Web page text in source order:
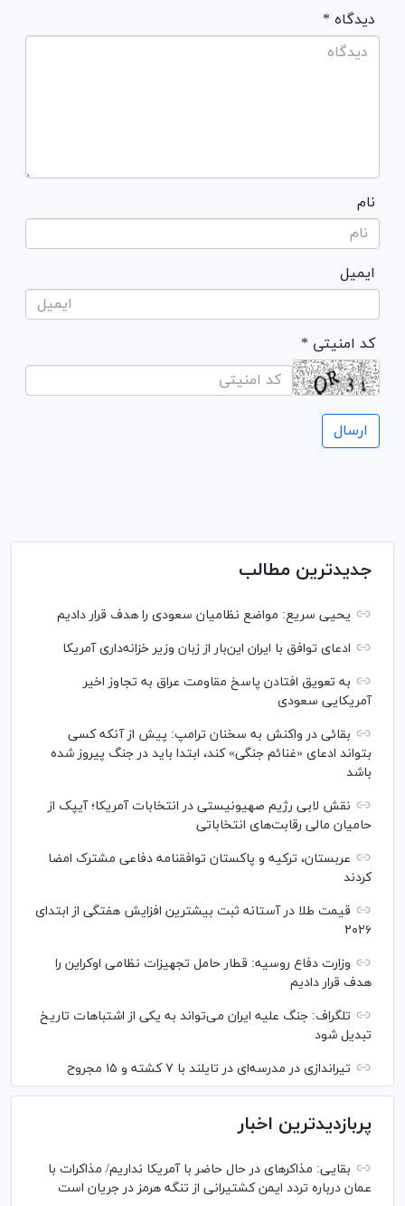
* دیدگاه
نام
ایمیل
* کد امنیتی
جدیدترین مطالب
یحیی سریع: مواضع نظامیان سعودی را هدف قرار دادیم
ادعای توافق با ایران این‌بار از زبان وزیر خزانه‌داری آمریکا
به تعویق افتادن پاسخ مقاومت عراق به تجاوز اخیر
آمریکایی سعودی
بقائی در واکنش به سخنان ترامپ: پیش از آنکه کسی
بتواند ادعای «غنائم جنگی» کند، ابتدا باید در جنگ پیروز شده
باشد
نقش لابی رژیم صهیونیستی در انتخابات آمریکا؛ آیپک از
حامیان مالی رقابت‌های انتخاباتی
عربستان، ترکیه و پاکستان توافقنامه دفاعی مشترک امضا
کردند
قیمت طلا در آستانه ثبت بیشترین افزایش هفتگی از ابتدای
۲۰۲۶
وزارت دفاع روسیه: قطار حامل تجهیزات نظامی اوکراین را
هدف قرار دادیم
تلگراف: جنگ علیه ایران می‌تواند به یکی از اشتباهات تاریخ
تبدیل شود
تیراندازی در مدرسه‌ای در تایلند با ۷ کشته و ۱۵ مجروح
پربازدیدترین اخبار
بقایی: مذاکره‎ای در حال حاضر با آمریکا نداریم/ مذاکرات با
عمان درباره تردد ایمن کشتیرانی از تنگه هرمز در جریان است